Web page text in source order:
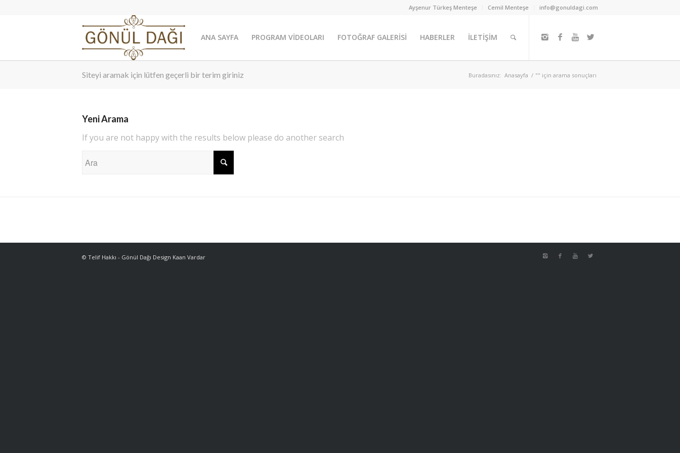
Ayşenur Türkeş Menteşe Cemil Menteşe info@gonuldagi.com
ANA SAYFA PROGRAM VİDEOLARI FOTOĞRAF GALERİSİ HABERLER İLETİŞİM
Siteyi aramak için lütfen geçerli bir terim giriniz Buradasınız: Anasayfa / "" için arama sonuçları
Yeni Arama
If you are not happy with the results below please do another search
© Telif Hakkı - Gönül Dağı Design Kaan Vardar